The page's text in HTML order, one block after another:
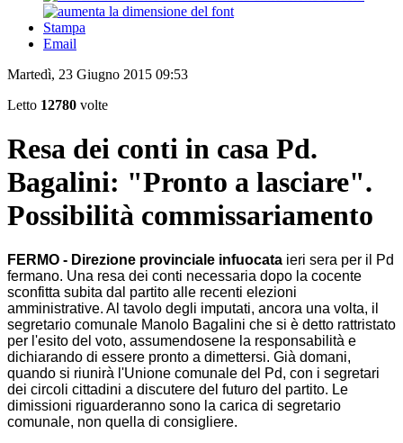
Stampa
Email
Martedì, 23 Giugno 2015 09:53
Letto 12780 volte
Resa dei conti in casa Pd.
Bagalini: "Pronto a lasciare".
Possibilità commissariamento
FERMO - Direzione provinciale infuocata ieri sera per il Pd
fermano. Una resa dei conti necessaria dopo la cocente
sconfitta subita dal partito alle recenti elezioni
amministrative. Al tavolo degli imputati, ancora una volta, il
segretario comunale Manolo Bagalini che si è detto rattristato
per l'esito del voto, assumendosene la responsabilità e
dichiarando di essere pronto a dimettersi. Già domani,
quando si riunirà l'Unione comunale del Pd, con i segretari
dei circoli cittadini a discutere del futuro del partito. Le
dimissioni riguarderanno sono la carica di segretario
comunale, non quella di consigliere.